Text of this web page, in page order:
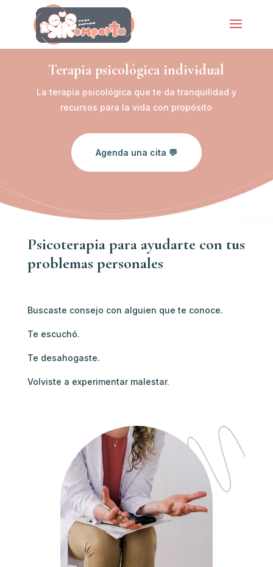
Terapia psicológica individual
La terapia psicológica que te da tranquilidad y
recursos para la vida con propósito
Agenda una cita 💬
Psicoterapia para ayudarte con tus
problemas personales
Buscaste consejo con alguien que te conoce.
Te escuchó.
Te desahogaste.
Volviste a experimentar malestar.